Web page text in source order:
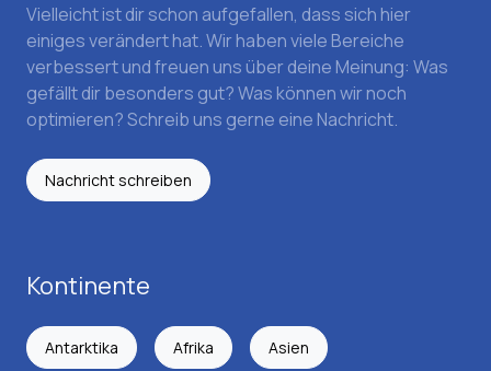
Vielleicht ist dir schon aufgefallen, dass sich hier
einiges verändert hat. Wir haben viele Bereiche
verbessert und freuen uns über deine Meinung: Was
gefällt dir besonders gut? Was können wir noch
optimieren? Schreib uns gerne eine Nachricht.
Nachricht schreiben
Kontinente
Antarktika Afrika Asien